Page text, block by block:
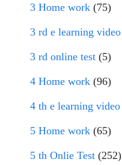
3 Home work (75)
3 rd e learning video
3 rd online test (5)
4 Home work (96)
4 th e learning video
5 Home work (65)
5 th Onlie Test (252)